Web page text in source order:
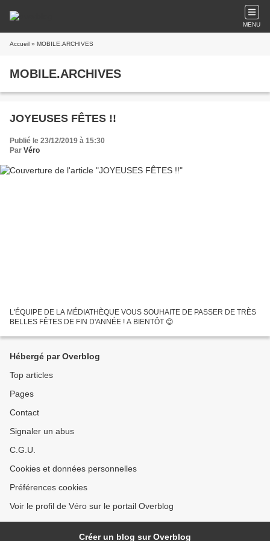
MENU
Accueil » MOBILE.ARCHIVES
MOBILE.ARCHIVES
JOYEUSES FÊTES !!
Publié le 23/12/2019 à 15:30
Par Véro
L'ÉQUIPE DE LA MÉDIATHÈQUE VOUS SOUHAITE DE PASSER DE TRÈS
BELLES FÊTES DE FIN D'ANNÉE ! A BIENTÔT 😊
Hébergé par Overblog
Top articles
Pages
Contact
Signaler un abus
C.G.U.
Cookies et données personnelles
Préférences cookies
Voir le profil de Véro sur le portail Overblog
Créer un blog sur Overblog